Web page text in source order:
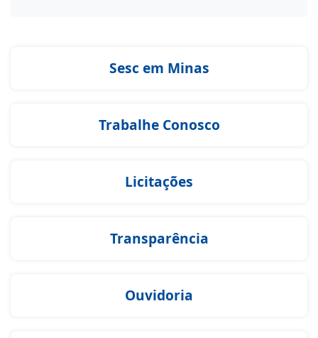
Sesc em Minas
Trabalhe Conosco
Licitações
Transparência
Ouvidoria